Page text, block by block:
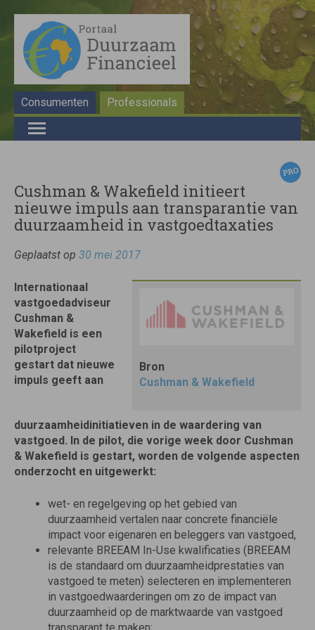
Consumenten Professionals
Cushman & Wakefield initieert
nieuwe impuls aan transparantie van
duurzaamheid in vastgoedtaxaties
Geplaatst op 30 mei 2017
Bron
Cushman & Wakefield
Internationaal
vastgoedadviseur
Cushman &
Wakefield is een
pilotproject
gestart dat nieuwe
impuls geeft aan
duurzaamheidinitiatieven in de waardering van
vastgoed. In de pilot, die vorige week door Cushman
& Wakefield is gestart, worden de volgende aspecten
onderzocht en uitgewerkt:
wet- en regelgeving op het gebied van
duurzaamheid vertalen naar concrete financiële
impact voor eigenaren en beleggers van vastgoed,
relevante BREEAM In-Use kwalificaties (BREEAM
is de standaard om duurzaamheidprestaties van
vastgoed te meten) selecteren en implementeren
in vastgoedwaarderingen om zo de impact van
duurzaamheid op de marktwaarde van vastgoed